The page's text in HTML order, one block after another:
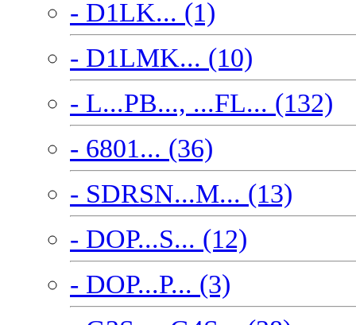
- D1LK... (1)
- D1LMK... (10)
- L...PB..., ...FL... (132)
- 6801... (36)
- SDRSN...M... (13)
- DOP...S... (12)
- DOP...P... (3)